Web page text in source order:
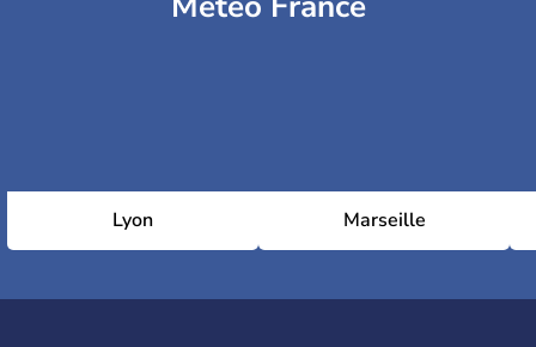
Lyon Marseille